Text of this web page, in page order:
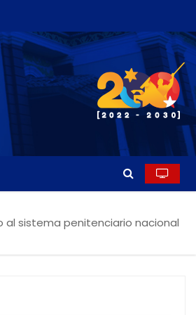
al sistema penitenciario nacional